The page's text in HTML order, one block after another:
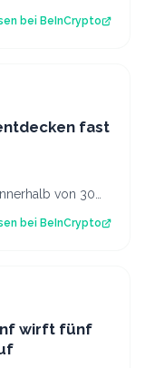
bei BeInCrypto
fast
von 30
bei BeInCrypto
wirft fünf